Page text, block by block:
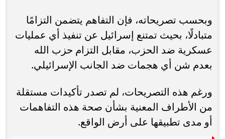
وبحسب تصريحاته، فإن التفاهم يتضمن التزامًا
متبادلًا، بحيث تمتنع إسرائيل عن تنفيذ أي عمليات
عسكرية ضد الحزب، مقابل التزام حزب الله
بعدم شن أي هجمات ضد الجانب الإسرائيلي.
ورغم هذه التصريحات، لم تصدر تأكيدات مستقلة
من الأطراف المعنية بشأن صحة هذه التفاهمات
أو مدى تطبيقها على أرض الواقع.